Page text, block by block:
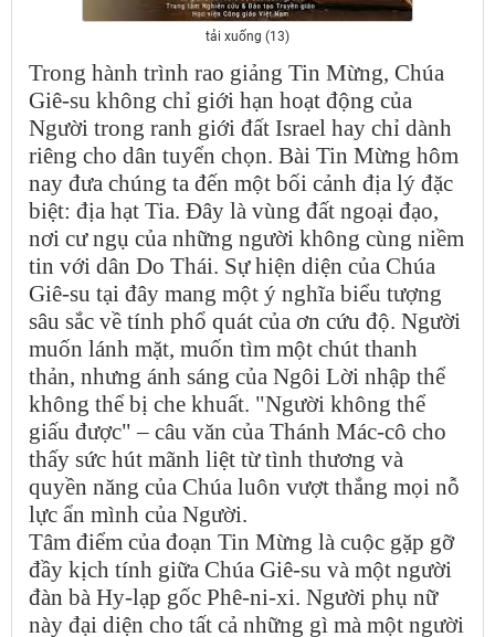
tải xuống (13)
Trong hành trình rao giảng Tin Mừng, Chúa
Giê-su không chỉ giới hạn hoạt động của
Người trong ranh giới đất Israel hay chỉ dành
riêng cho dân tuyển chọn. Bài Tin Mừng hôm
nay đưa chúng ta đến một bối cảnh địa lý đặc
biệt: địa hạt Tia. Đây là vùng đất ngoại đạo,
nơi cư ngụ của những người không cùng niềm
tin với dân Do Thái. Sự hiện diện của Chúa
Giê-su tại đây mang một ý nghĩa biểu tượng
sâu sắc về tính phổ quát của ơn cứu độ. Người
muốn lánh mặt, muốn tìm một chút thanh
thản, nhưng ánh sáng của Ngôi Lời nhập thể
không thể bị che khuất. "Người không thể
giấu được" – câu văn của Thánh Mác-cô cho
thấy sức hút mãnh liệt từ tình thương và
quyền năng của Chúa luôn vượt thắng mọi nỗ
lực ẩn mình của Người.
Tâm điểm của đoạn Tin Mừng là cuộc gặp gỡ
đầy kịch tính giữa Chúa Giê-su và một người
đàn bà Hy-lạp gốc Phê-ni-xi. Người phụ nữ
này đại diện cho tất cả những gì mà một người